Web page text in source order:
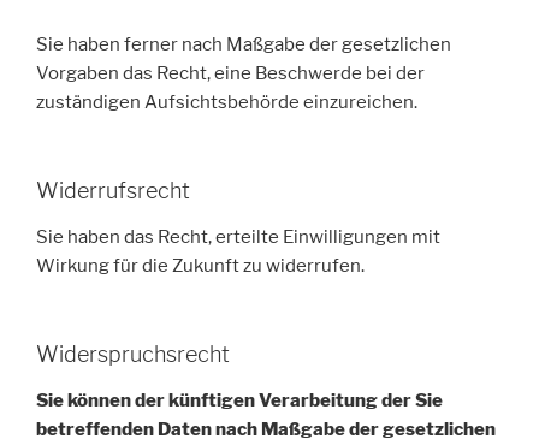
Sie haben ferner nach Maßgabe der gesetzlichen
Vorgaben das Recht, eine Beschwerde bei der
zuständigen Aufsichtsbehörde einzureichen.
Widerrufsrecht
Sie haben das Recht, erteilte Einwilligungen mit
Wirkung für die Zukunft zu widerrufen.
Widerspruchsrecht
Sie können der künftigen Verarbeitung der Sie
betreffenden Daten nach Maßgabe der gesetzlichen